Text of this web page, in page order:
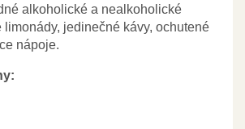
alkoholické a nealkoholické
limonády, jedinečné kávy, ochutené
nápoje.